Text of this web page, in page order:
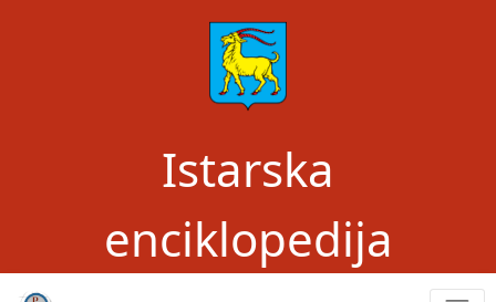
Istarska
enciklopedija